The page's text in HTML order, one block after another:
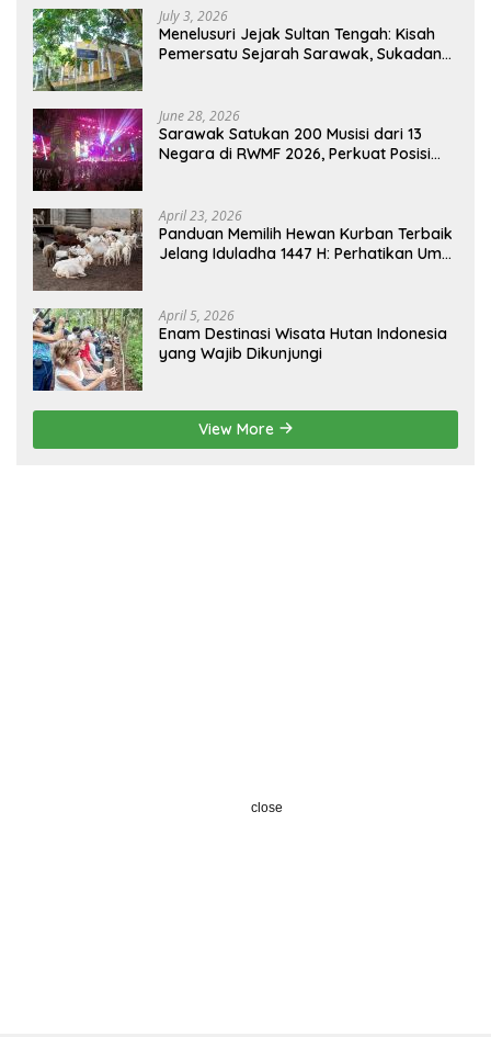
July 3, 2026
Menelusuri Jejak Sultan Tengah: Kisah
Pemersatu Sejarah Sarawak, Sukadana,
June 28, 2026
Sarawak Satukan 200 Musisi dari 13
Negara di RWMF 2026, Perkuat Posisi
April 23, 2026
Panduan Memilih Hewan Kurban Terbaik
Jelang Iduladha 1447 H: Perhatikan Umur
April 5, 2026
Enam Destinasi Wisata Hutan Indonesia
yang Wajib Dikunjungi
View More
close